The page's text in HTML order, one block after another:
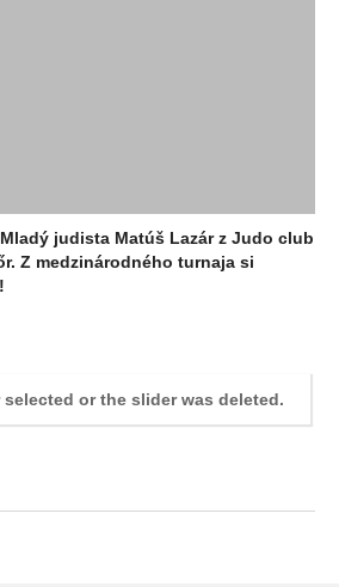
judista Matúš Lazár z Judo club
Z medzinárodného turnaja si
or the slider was deleted.